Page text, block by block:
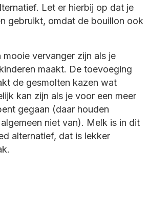
Let er hierbij op dat je
gebruikt, omdat de bouillon ook
mooie vervanger zijn als je
maakt. De toevoeging
de gesmolten kazen wat
kan zijn als je voor een meer
gegaan (daar houden
niet van). Melk is in dit
alternatief, dat is lekker